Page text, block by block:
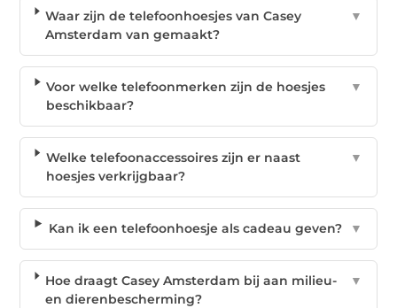
Waar zijn de telefoonhoesjes van Casey
Amsterdam van gemaakt?
▼
Voor welke telefoonmerken zijn de hoesjes
beschikbaar?
▼
Welke telefoonaccessoires zijn er naast
hoesjes verkrijgbaar?
▼
Kan ik een telefoonhoesje als cadeau geven? ▼
Hoe draagt Casey Amsterdam bij aan milieu-
en dierenbescherming?
▼